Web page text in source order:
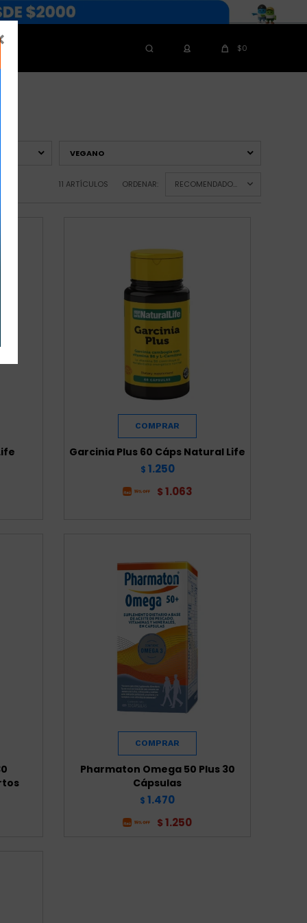
$0
VEGANO
11 ARTÍCULOS ORDENAR: RECOMENDADOS
Garcinia Plus 60 Cáps Natural Life
$ 1.250
$ 1.063
Pharmaton Omega 50 Plus 30
Cápsulas
$ 1.470
$ 1.250